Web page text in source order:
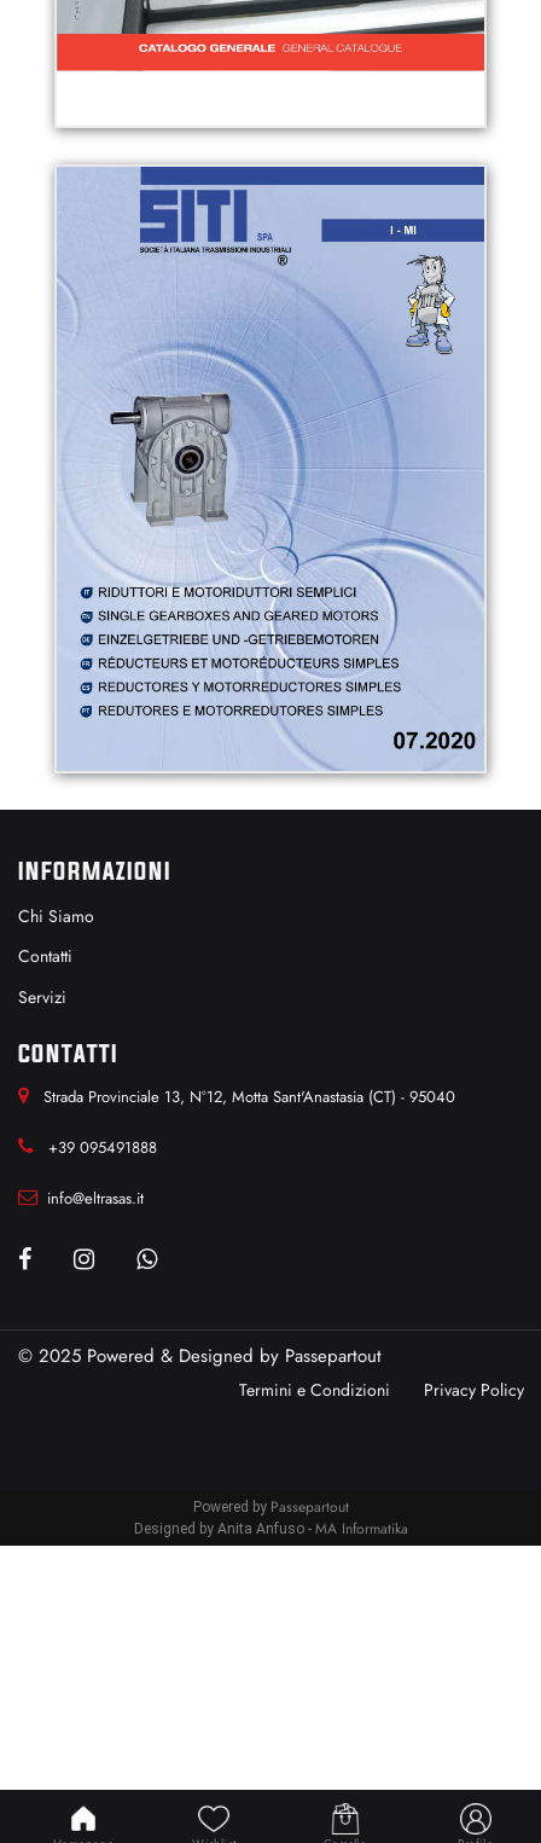
INFORMAZIONI
Chi Siamo
Contatti
Servizi
CONTATTI
Strada Provinciale 13, N°12, Motta Sant'Anastasia (CT) - 95040
+39 095491888
info@eltrasas.it
© 2025 Powered & Designed by Passepartout
Termini e Condizioni Privacy Policy
Powered by Passepartout
Designed by Anita Anfuso - MA Informatika